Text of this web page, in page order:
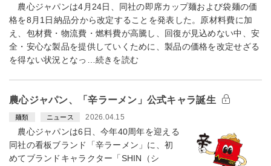
農心ジャパンは4月24日、同社の即席カップ麺および袋麺の価
格を8月1日納品分から改定することを発表した。原材料費に加
え、包材費・物流費・燃料費が高騰し、回復が見込めない中、安
全・安心な製品を提供していくために、製品の価格を改定せざる
を得ない状況となっ…続きを読む
農心ジャパン、「辛ラーメン」公式キャラ誕生
麺類 ニュース 2026.04.15
農心ジャパンは6日、今年40周年を迎える
同社の看板ブランド「辛ラーメン」に、初
めてブランドキャラクター「SHIN（シ